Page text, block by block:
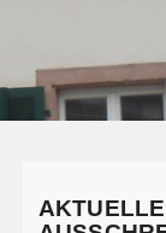
AKTUELLE